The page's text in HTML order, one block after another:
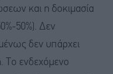
και η δοκιμασία
50%). Δεν
δεν υπάρχει
Το ενδεχόμενο